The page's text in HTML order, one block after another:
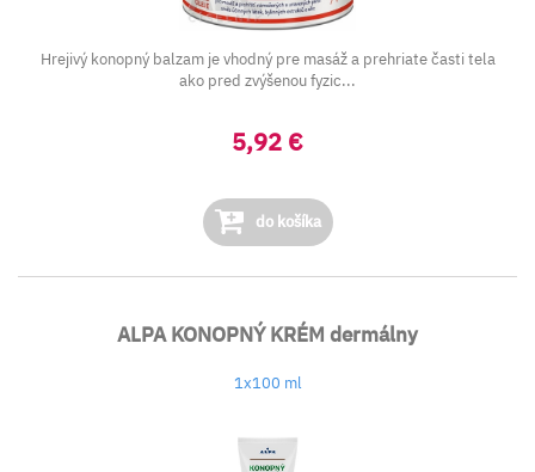
Hrejivý konopný balzam je vhodný pre masáž a prehriate časti tela
ako pred zvýšenou fyzic...
5,92 €
do košíka
ALPA KONOPNÝ KRÉM dermálny
1x100 ml